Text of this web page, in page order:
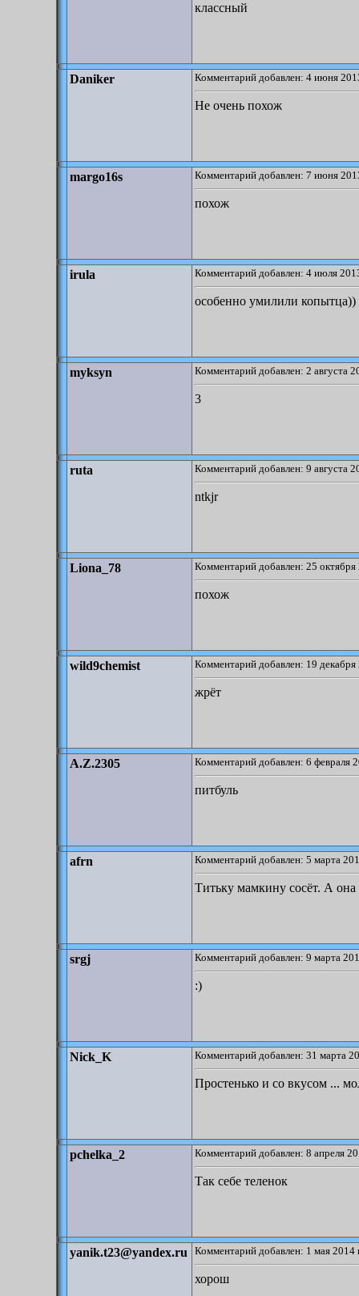
классный
Daniker Комментарий добавлен: 4 июня
Не очень похож
margo16s Комментарий добавлен: 7 июня
похож
irula Комментарий добавлен: 4 июля
особенно умилили копытца))
myksyn Комментарий добавлен: 2 августа
3
ruta Комментарий добавлен: 9 августа
ntkjr
Liona_78 Комментарий добавлен: 25
похож
wild9chemist Комментарий добавлен: 19
жрёт
A.Z.2305 Комментарий добавлен: 6 февраля
питбуль
afrn Комментарий добавлен: 5 марта
Титьку мамкину сосёт. А
srgj Комментарий добавлен: 9 марта
:)
Nick_K Комментарий добавлен: 31 марта
Простенько и со вкусом ...
pchelka_2 Комментарий добавлен: 8 апреля
Так себе теленок
yanik.t23@yandex.ru Комментарий добавлен: 1 мая 2014
хорош